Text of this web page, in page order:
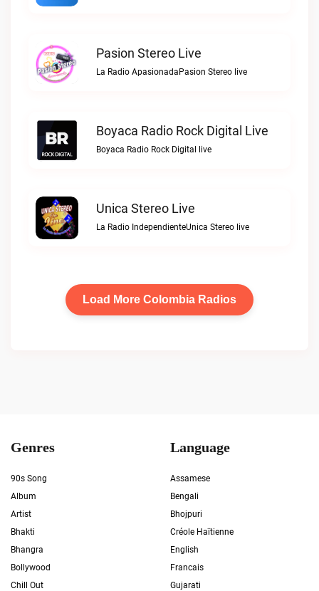
Pasion Stereo Live
La Radio ApasionadaPasion Stereo live
Boyaca Radio Rock Digital Live
Boyaca Radio Rock Digital live
Unica Stereo Live
La Radio IndependienteUnica Stereo live
Load More Colombia Radios
Genres
90s Song
Album
Artist
Bhakti
Bhangra
Bollywood
Chill Out
Language
Assamese
Bengali
Bhojpuri
Créole Haïtienne
English
Francais
Gujarati